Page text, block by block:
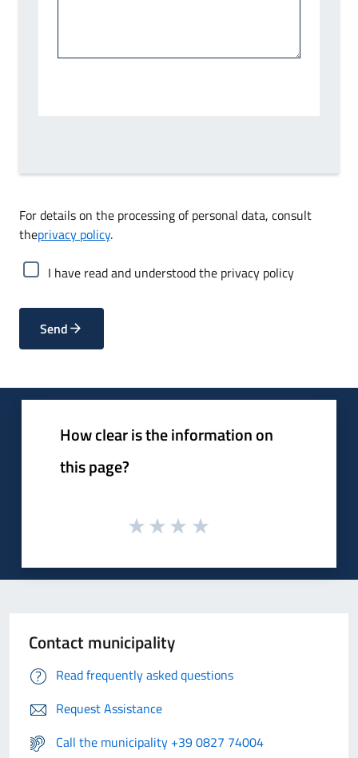
For details on the processing of personal data, consult
theprivacy policy.
I have read and understood the privacy policy
Send
How clear is the information on
this page?
Contact municipality
Read frequently asked questions
Request Assistance
Call the municipality +39 0827 74004